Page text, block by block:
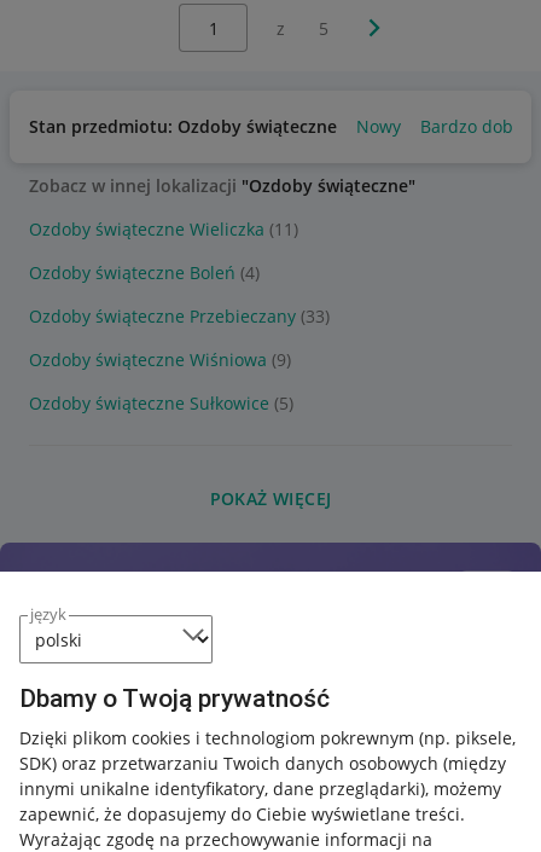
język
Dbamy o Twoją prywatność
Dzięki plikom cookies i technologiom pokrewnym (np. piksele,
SDK) oraz przetwarzaniu Twoich danych osobowych (między
innymi unikalne identyfikatory, dane przeglądarki), możemy
zapewnić, że dopasujemy do Ciebie wyświetlane treści.
Wyrażając zgodę na przechowywanie informacji na
z 5 Następna strona
Stan przedmiotu: Ozdoby świąteczne Nowy Bardzo dobry
Zobacz w innej lokalizacji "Ozdoby świąteczne"
Ozdoby świąteczne Wieliczka (11)
Ozdoby świąteczne Boleń (4)
Ozdoby świąteczne Przebieczany (33)
Ozdoby świąteczne Wiśniowa (9)
Ozdoby świąteczne Sułkowice (5)
POKAŻ WIĘCEJ